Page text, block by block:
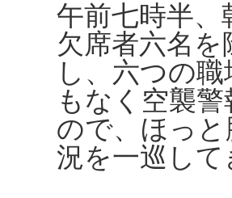
午前七時半、
欠席者六名
し、六つの
もなく空襲
ので、ほっ
況を一巡して